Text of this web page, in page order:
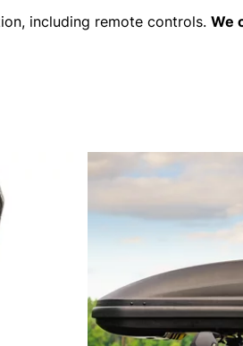
including remote controls. We